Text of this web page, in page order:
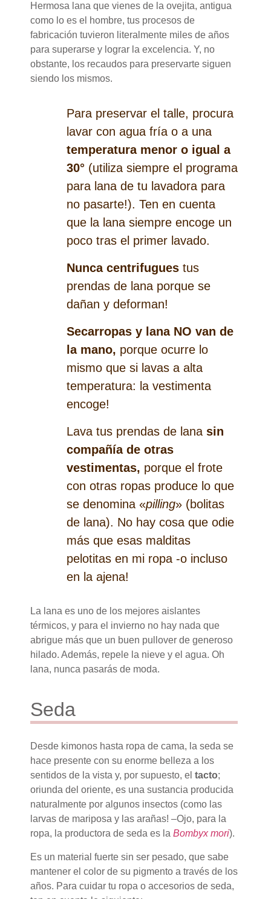
Hermosa lana que vienes de la ovejita, antigua
como lo es el hombre, tus procesos de
fabricación tuvieron literalmente miles de años
para superarse y lograr la excelencia. Y, no
obstante, los recaudos para preservarte siguen
siendo los mismos.
Para preservar el talle, procura
lavar con agua fría o a una
temperatura menor o igual a
30° (utiliza siempre el programa
para lana de tu lavadora para
no pasarte!). Ten en cuenta
que la lana siempre encoge un
poco tras el primer lavado.
Nunca centrifugues tus
prendas de lana porque se
dañan y deforman!
Secarropas y lana NO van de
la mano, porque ocurre lo
mismo que si lavas a alta
temperatura: la vestimenta
encoge!
Lava tus prendas de lana sin
compañía de otras
vestimentas, porque el frote
con otras ropas produce lo que
se denomina «pilling» (bolitas
de lana). No hay cosa que odie
más que esas malditas
pelotitas en mi ropa -o incluso
en la ajena!
La lana es uno de los mejores aislantes
térmicos, y para el invierno no hay nada que
abrigue más que un buen pullover de generoso
hilado. Además, repele la nieve y el agua. Oh
lana, nunca pasarás de moda.
Seda
Desde kimonos hasta ropa de cama, la seda se
hace presente con su enorme belleza a los
sentidos de la vista y, por supuesto, el tacto;
oriunda del oriente, es una sustancia producida
naturalmente por algunos insectos (como las
larvas de mariposa y las arañas! –Ojo, para la
ropa, la productora de seda es la Bombyx mori).
Es un material fuerte sin ser pesado, que sabe
mantener el color de su pigmento a través de los
años. Para cuidar tu ropa o accesorios de seda,